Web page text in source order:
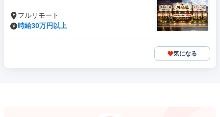
フルリモート
時給30万円以上
気になる